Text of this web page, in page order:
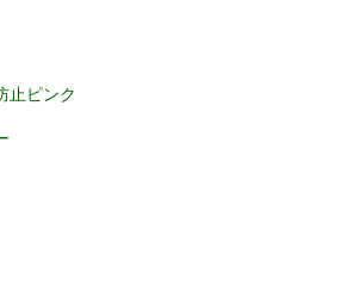
止ピンク